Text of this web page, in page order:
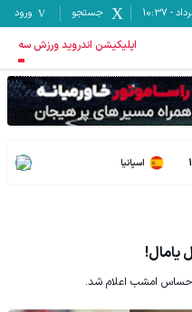
-
10:37 جستجو ورود
اپلیکیشن اندروید ورزش سه
1 اسپانیا
یامال!
حساس امشب اعلام شد.